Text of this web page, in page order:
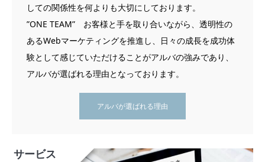
しての関係性を何よりも大切にしております。
”ONE TEAM” お客様と手を取り合いながら、透明性の
あるWebマーケティングを推進し、日々の成長を成功体
験として感じていただけることがアルバの強みであり、
アルバが選ばれる理由となっております。
アルバが選ばれる理由
サービス